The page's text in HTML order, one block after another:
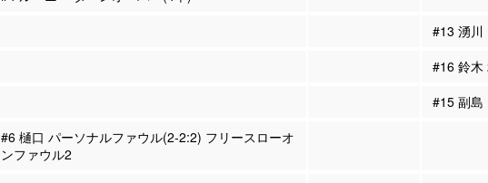
#13 湧川
#16 鈴木
#15 副島
#6 樋口 パーソナルファウル(2-2:2) フリースローオ
ンファウル2